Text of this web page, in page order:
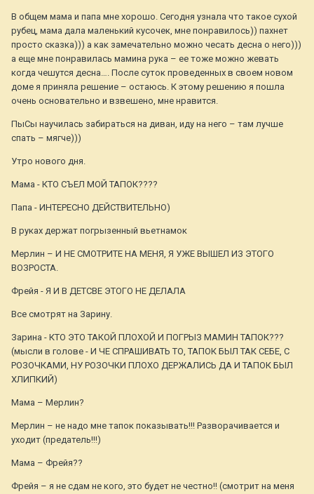
В общем мама и папа мне хорошо. Сегодня узнала что такое сухой
рубец, мама дала маленький кусочек, мне понравилось)) пахнет
просто сказка))) а как замечательно можно чесать десна о него)))
а еще мне понравилась мамина рука – ее тоже можно жевать
когда чешутся десна…. После суток проведенных в своем новом
доме я приняла решение – остаюсь. К этому решению я пошла
очень основательно и взвешено, мне нравится.
ПыСы научилась забираться на диван, иду на него – там лучше
спать – мягче)))
Утро нового дня.
Мама - КТО СЪЕЛ МОЙ ТАПОК????
Папа - ИНТЕРЕСНО ДЕЙСТВИТЕЛЬНО)
В руках держат погрызенный вьетнамок
Мерлин – И НЕ СМОТРИТЕ НА МЕНЯ, Я УЖЕ ВЫШЕЛ ИЗ ЭТОГО
ВОЗРОСТА.
Фрейя - Я И В ДЕТСВЕ ЭТОГО НЕ ДЕЛАЛА
Все смотрят на Зарину.
Зарина - КТО ЭТО ТАКОЙ ПЛОХОЙ И ПОГРЫЗ МАМИН ТАПОК???
(мысли в голове - И ЧЕ СПРАШИВАТЬ ТО, ТАПОК БЫЛ ТАК СЕБЕ, С
РОЗОЧКАМИ, НУ РОЗОЧКИ ПЛОХО ДЕРЖАЛИСЬ ДА И ТАПОК БЫЛ
ХЛИПКИЙ)
Мама – Мерлин?
Мерлин – не надо мне тапок показывать!!! Разворачивается и
уходит (предатель!!!)
Мама – Фрейя??
Фрейя – я не сдам не кого, это будет не честно!! (смотрит на меня